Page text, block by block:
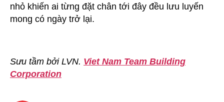
nhỏ khiến ai từng đặt chân tới đây đều lưu luyến
mong có ngày trở lại.
Sưu tầm bởi LVN. Viet Nam Team Building
Corporation